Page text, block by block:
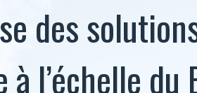
des
l’échelle du